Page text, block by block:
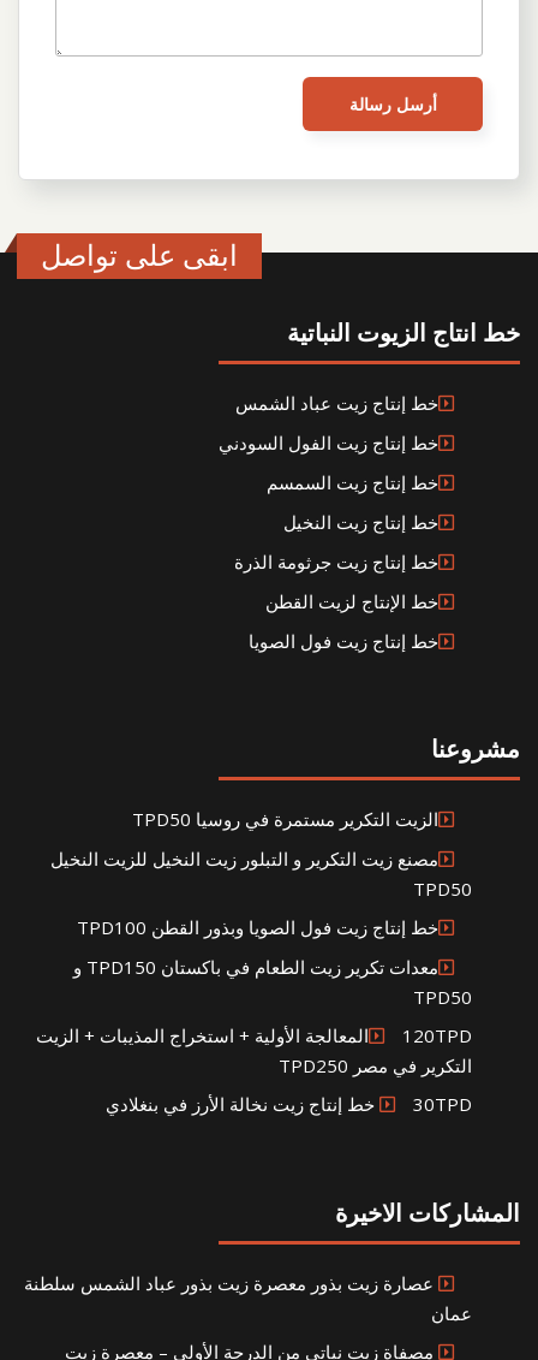
ابقى على تواصل
خط انتاج الزيوت النباتية
خط إنتاج زيت عباد الشمس
خط إنتاج زيت الفول السودني
خط إنتاج زيت السمسم
خط إنتاج زيت النخيل
خط إنتاج زيت جرثومة الذرة
خط الإنتاج لزيت القطن
خط إنتاج زيت فول الصويا
مشروعنا
الزيت التكرير مستمرة في روسيا TPD50
مصنع زيت التكرير و التبلور زيت النخيل للزيت النخيل
TPD50
خط إنتاج زيت فول الصويا وبذور القطن TPD100
معدات تكرير زيت الطعام في باكستان TPD150 و
TPD50
120TPDالمعالجة الأولية + استخراج المذيبات + الزيت
التكرير في مصر TPD250
30TPD خط إنتاج زيت نخالة الأرز في بنغلادي
المشاركات الاخيرة
عصارة زيت بذور معصرة زيت بذور عباد الشمس سلطنة
عمان
مصفاة زيت نباتي من الدرجة الأولى – معصرة زيت